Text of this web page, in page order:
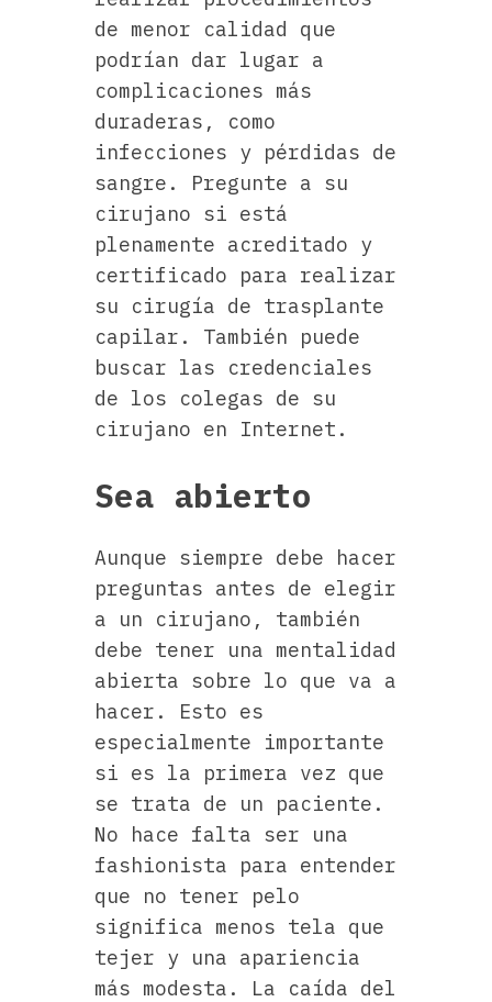
de menor calidad que
podrían dar lugar a
complicaciones más
duraderas, como
infecciones y pérdidas de
sangre. Pregunte a su
cirujano si está
plenamente acreditado y
certificado para realizar
su cirugía de trasplante
capilar. También puede
buscar las credenciales
de los colegas de su
cirujano en Internet.
Sea abierto
Aunque siempre debe hacer
preguntas antes de elegir
a un cirujano, también
debe tener una mentalidad
abierta sobre lo que va a
hacer. Esto es
especialmente importante
si es la primera vez que
se trata de un paciente.
No hace falta ser una
fashionista para entender
que no tener pelo
significa menos tela que
tejer y una apariencia
más modesta. La caída del